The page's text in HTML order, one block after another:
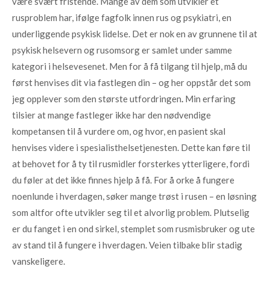
rusproblem har, ifølge fagfolk innen rus og psykiatri, en
underliggende psykisk lidelse. Det er nok en av grunnene til at
psykisk helsevern og rusomsorg er samlet under samme
kategori i helsevesenet. Men for å få tilgang til hjelp, må du
først henvises dit via fastlegen din – og her oppstår det som
jeg opplever som den største utfordringen. Min erfaring
tilsier at mange fastleger ikke har den nødvendige
kompetansen til å vurdere om, og hvor, en pasient skal
henvises videre i spesialisthelsetjenesten. Dette kan føre til
at behovet for å ty til rusmidler forsterkes ytterligere, fordi
du føler at det ikke finnes hjelp å få. For å orke å fungere
noenlunde i hverdagen, søker mange trøst i rusen – en løsning
som altfor ofte utvikler seg til et alvorlig problem. Plutselig
er du fanget i en ond sirkel, stemplet som rusmisbruker og ute
av stand til å fungere i hverdagen. Veien tilbake blir stadig
vanskeligere.